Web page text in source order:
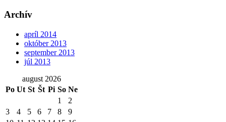
Archív
apríl 2014
október 2013
september 2013
júl 2013
august 2026
Po Ut St Št Pi So Ne
1
2
3
4 5 6 7 8
9